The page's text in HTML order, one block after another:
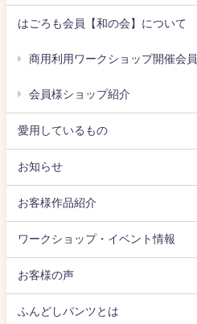
はごろも会員【和の会】について
商用利用ワークショップ開催会員
会員様ショップ紹介
愛用しているもの
お知らせ
お客様作品紹介
ワークショップ・イベント情報
お客様の声
ふんどしパンツとは